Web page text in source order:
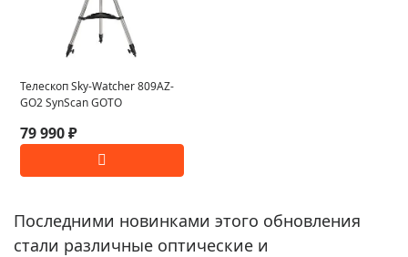
Телескоп Sky-Watcher 809AZ-
GO2 SynScan GOTO
79 990 ₽
Последними новинками этого обновления
стали различные оптические и